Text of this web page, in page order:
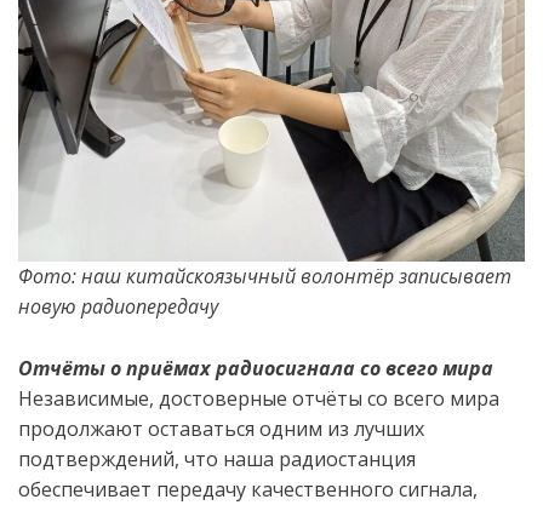
Фото: наш китайскоязычный волонтёр записывает
новую радиопередачу
Отчёты о приёмах радиосигнала со всего мира
Независимые, достоверные отчёты со всего мира
продолжают оставаться одним из лучших
подтверждений, что наша радиостанция
обеспечивает передачу качественного сигнала,